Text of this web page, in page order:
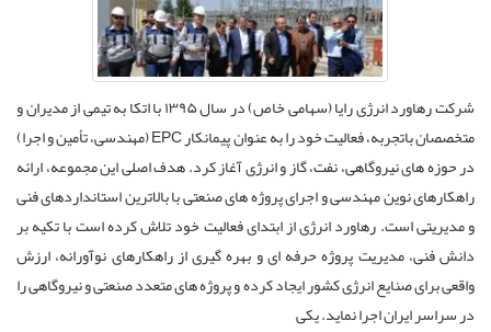
شرکت رهاورد انرژی رایا (سهامی خاص) در سال ۱۳۹۵ با اتکا به تیمی از مدیران و
متخصصان باتجربه، فعالیت خود را به عنوان پیمانکار EPC (مهندسی، تأمین و اجرا)
در حوزه های نیروگاهی، نفت، گاز و انرژی آغاز کرد. هدف اصلی این مجموعه، ارائه
راهکارهای نوین مهندسی و اجرای پروژه های صنعتی با بالاترین استانداردهای فنی
و مدیریتی است. رهاورد انرژی از ابتدای فعالیت خود تلاش کرده است با تکیه بر
دانش فنی، مدیریت پروژه حرفه ای و بهره گیری از راهکارهای نوآورانه، ارزش
واقعی برای صنایع انرژی کشور ایجاد کرده و پروژه های متعدد صنعتی و نیروگاهی را
در سراسر ایران اجرا نماید. یکی